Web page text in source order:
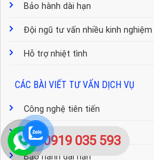
Bảo hành dài hạn
Đội ngũ tư vấn nhiều kinh nghiệm
Hỗ trợ nhiệt tình
CÁC BÀI VIẾT TƯ VẤN DỊCH VỤ
Công nghệ tiên tiến
Dịch vụ chu đáo
Bảo hành dài hạn
0919 035 593